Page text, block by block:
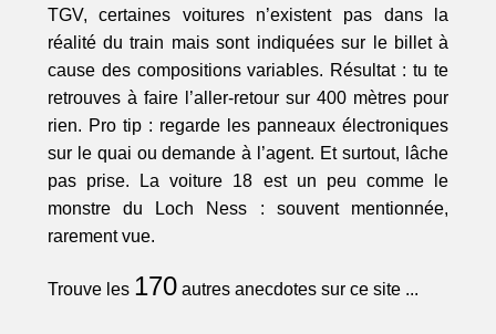
TGV, certaines voitures n’existent pas dans la
réalité du train mais sont indiquées sur le billet à
cause des compositions variables. Résultat : tu te
retrouves à faire l’aller-retour sur 400 mètres pour
rien. Pro tip : regarde les panneaux électroniques
sur le quai ou demande à l’agent. Et surtout, lâche
pas prise. La voiture 18 est un peu comme le
monstre du Loch Ness : souvent mentionnée,
rarement vue.
Trouve les 170autres anecdotes sur ce site ...